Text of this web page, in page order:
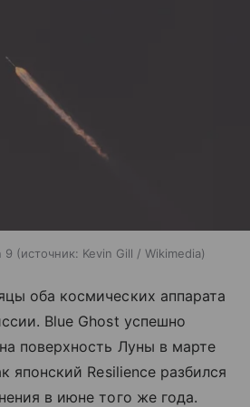
9 источник: Kevin Gill / Wikimedia
оба космических аппарата
Blue Ghost успешно
поверхность Луны в марте
японский Resilience разбился
в июне того же года.